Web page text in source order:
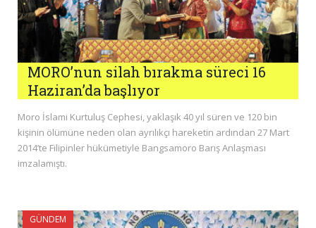
MORO’nun silah bırakma süreci 16
Haziran’da başlıyor
Moro İslami Kurtuluş Cephesi, yaklaşık 40 yıl süren ve 120 bin
kişinin ölümüne neden olan ayrılıkçı hareketin ardından 27 Mart
2014’te Filipinler hükümetiyle Bangsamoro Barış Anlaşması
imzalamıştı.
GÜNDEM